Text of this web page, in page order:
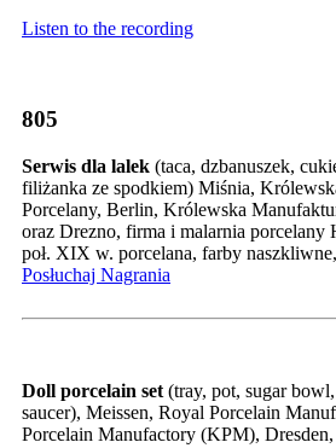
Listen to the recording
805
Serwis dla lalek (taca, dzbanuszek,
filiżanka ze spodkiem) Miśnia,
Porcelany, Berlin, Królewska
oraz Drezno, firma i malarnia porcelany
poł. XIX w. porcelana, farby
Posłuchaj Nagrania
Doll porcelain set (tray, pot, sugar
saucer), Meissen, Royal Porcelain
Porcelain Manufactory (KPM), Dresden,